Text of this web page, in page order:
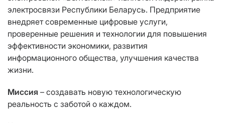
электросвязи Республики Беларусь. Предприятие
внедряет современные цифровые услуги,
проверенные решения и технологии для повышения
эффективности экономики, развития
информационного общества, улучшения качества
жизни.
Миссия – создавать новую технологическую
реальность с заботой о каждом.